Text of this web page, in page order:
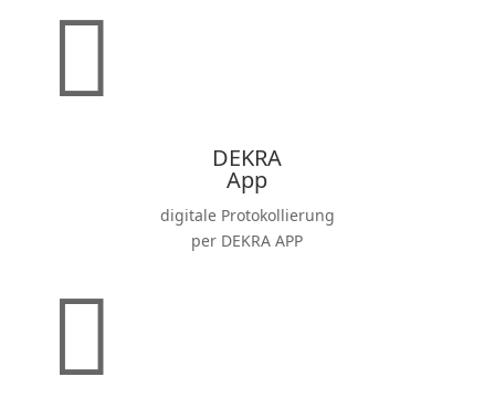

DEKRA
App
digitale Proto­kol­lierung
per DEKRA APP
